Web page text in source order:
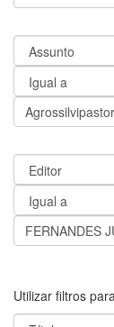
Utilizar filtros